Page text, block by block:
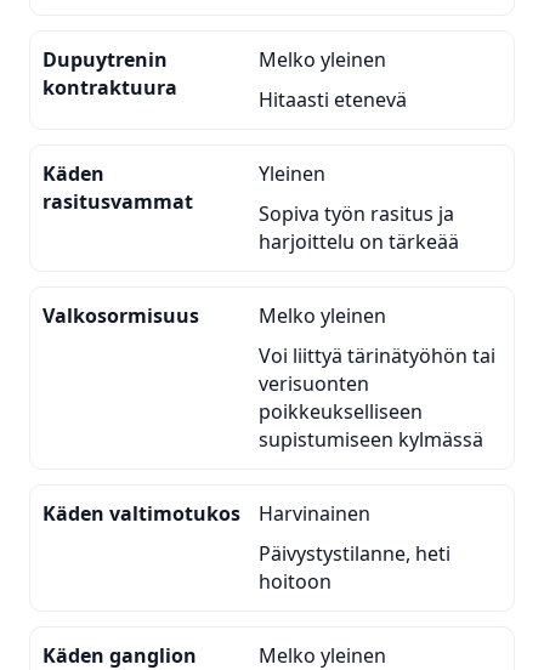
Dupuytrenin
kontraktuura
Melko yleinen
Hitaasti etenevä
Käden
rasitusvammat
Yleinen
Sopiva työn rasitus ja
harjoittelu on tärkeää
Valkosormisuus
Melko yleinen
Voi liittyä tärinätyöhön tai
verisuonten
poikkeukselliseen
supistumiseen kylmässä
Käden valtimotukos
Harvinainen
Päivystystilanne, heti
hoitoon
Käden ganglion
Melko yleinen